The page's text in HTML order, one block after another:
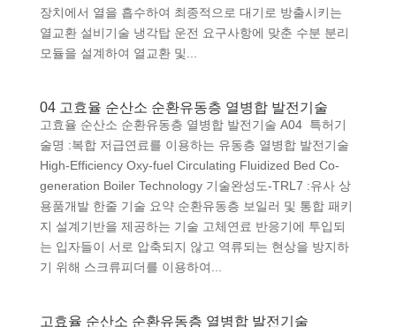
장치에서 열을 흡수하여 최종적으로 대기로 방출시키는
열교환 설비기술 냉각탑 운전 요구사항에 맞춘 수분 분리
모듈을 설계하여 열교환 및...
04 고효율 순산소 순환유동층 열병합 발전기술
고효율 순산소 순환유동층 열병합 발전기술 A04 특허기
술명 :복합 저급연료를 이용하는 유동층 열병합 발전기술
High-Efficiency Oxy-fuel Circulating Fluidized Bed Co-
generation Boiler Technology 기술완성도-TRL7 :유사 상
용품개발 한줄 기술 요약 순환유동층 보일러 및 통합 패키
지 설계기반을 제공하는 기술 고체연료 반응기에 투입되
는 입자들이 서로 압축되지 않고 역류되는 현상을 방지하
기 위해 스크류피더를 이용하여...
고효율 순산소 순환유동층 열병합 발전기술